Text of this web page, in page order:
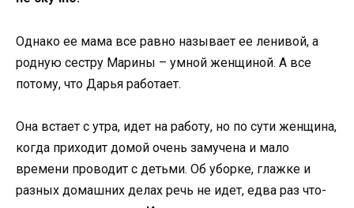
Однако ее мама все равно называет ее ленивой, а
родную сестру Марины – умной женщиной. А все
потому, что Дарья работает.
Она встает с утра, идет на работу, но по сути женщина,
когда приходит домой очень замучена и мало
времени проводит с детьми. Об уборке, глажке и
разных домашних делах речь не идет, едва раз что-